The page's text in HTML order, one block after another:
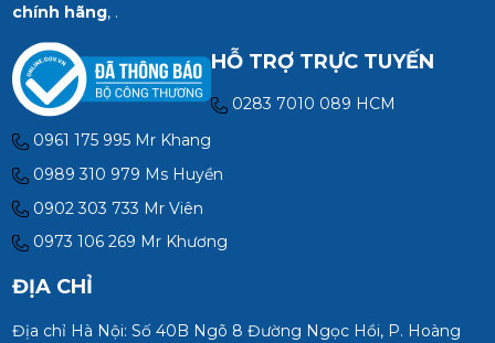
chính hãng, .
HỖ TRỢ TRỰC TUYẾN
0283 7010 089 HCM
0961 175 995 Mr Khang
0989 310 979 Ms Huyền
0902 303 733 Mr Viên
0973 106 269 Mr Khương
ĐỊA CHỈ
Địa chỉ Hà Nội: Số 40B Ngõ 8 Đường Ngọc Hồi, P. Hoàng